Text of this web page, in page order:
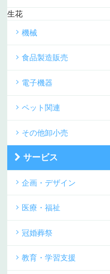
生花
機械
食品製造販売
電子機器
ペット関連
その他卸小売
サービス
企画・デザイン
医療・福祉
冠婚葬祭
教育・学習支援